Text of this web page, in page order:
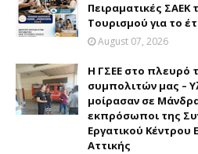
Πειραματικές ΣΑΕΚ
Τουρισμού για το
August 07, 2026
H ΓΣΕΕ στο
συμπολιτών μας –
μοίρασαν σε
εκπρόσωποι της
Εργατικού Κέντρου
Αττικής